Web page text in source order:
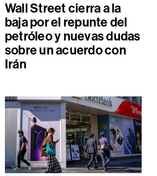
Wall Street cierra a la
baja por el repunte del
petróleo y nuevas dudas
sobre un acuerdo con
Irán